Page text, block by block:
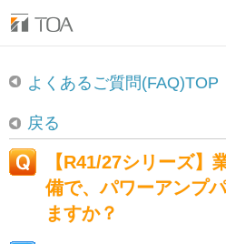
よくあるご質問(FAQ)TOP
戻る
【R41/27シリーズ】
備で、パワーアンプ
ますか？